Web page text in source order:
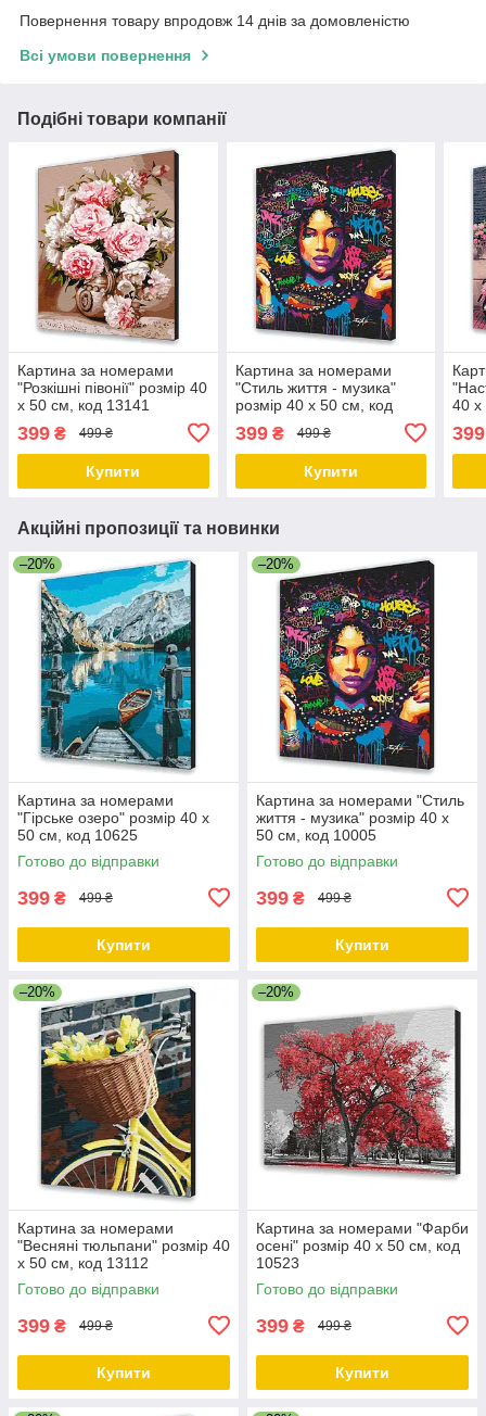
Повернення товару впродовж 14 днів за домовленістю
Всі умови повернення
Подібні товари компанії
Картина за номерами
"Розкішні півонії" розмір 40
х 50 см, код 13141
399 ₴ 499 ₴
Купити
Картина за номерами
"Стиль життя - музика"
розмір 40 х 50 см, код
399₴ 499 ₴
Купити
40 х
399
Акційні пропозиції та новинки
–20%
Картина за номерами
"Гірське озеро" розмір 40 х
50 см, код 10625
Готово до відправки
399 ₴ 499 ₴
Купити
–20%
Картина за номерами "Стиль
життя - музика" розмір 40 х
50 см, код 10005
Готово до відправки
399 ₴ 499 ₴
Купити
–20%
Картина за номерами
"Весняні тюльпани" розмір 40
х 50 см, код 13112
Готово до відправки
399 ₴ 499 ₴
Купити
–20%
Картина за номерами "Фарби
осені" розмір 40 х 50 см, код
10523
Готово до відправки
399 ₴ 499 ₴
Купити